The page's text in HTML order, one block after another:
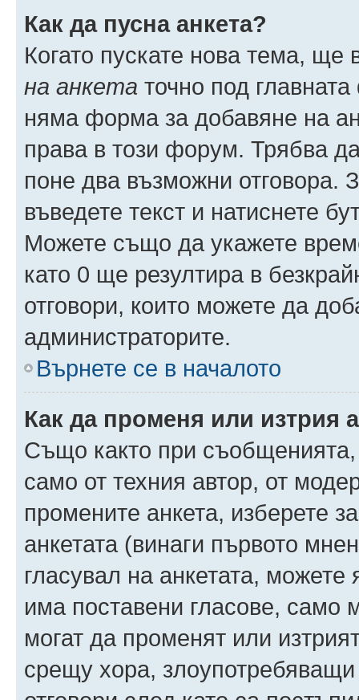
Как да пусна анкета?
Когато пускате нова тема,
на анкета точно под
няма форма за добавяне на
права в този форум. Трябва
поне два възможни отговора.
въведете текст и натиснете
Можете също да укажете
като 0 ще резултира в
отговори, които можете да
администраторите.
Върнете се в началото
Как да променя или изтрия
Също както при съобщенията,
само от техния автор, от
промените анкета, изберете
анкетата (винаги първото
гласувал на анкетата,
има поставени гласове, само
могат да променят или
срещу хора,